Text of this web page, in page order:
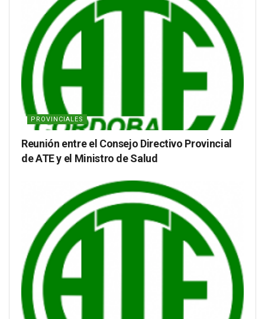
PROVINCIALES
Reunión entre el Consejo Directivo Provincial
de ATE y el Ministro de Salud